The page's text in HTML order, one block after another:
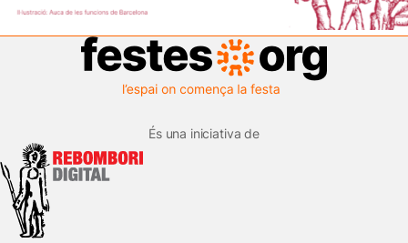
És una iniciativa de